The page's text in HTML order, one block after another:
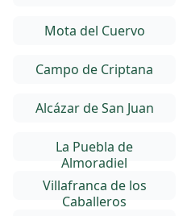
Mota del Cuervo
Campo de Criptana
Alcázar de San Juan
La Puebla de
Almoradiel
Villafranca de los
Caballeros